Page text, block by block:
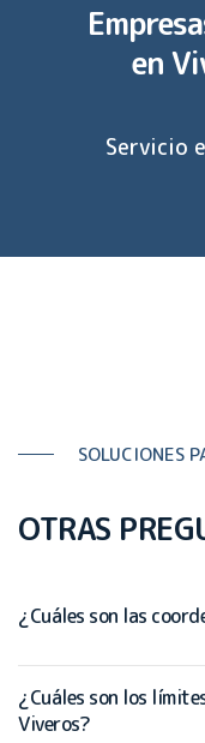
en
Servicio
SOLUCIONES
OTRAS
¿Cuáles son las
¿Cuáles son los
Viveros?